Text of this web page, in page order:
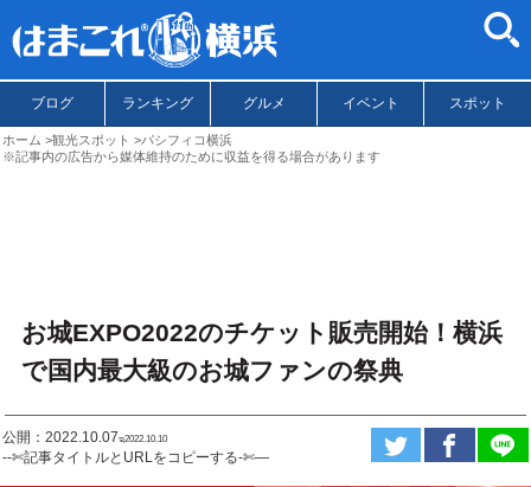
ブログ ランキング グルメ イベント スポット
ホーム 観光スポット
パシフィコ横浜
※記事内の広告から媒体維持のために収益を得る場合があります
お城EXPO2022のチケット販売開始！横浜
で国内最大級のお城ファンの祭典
公開：2022.10.07ಇ2022.10.10
--✄記事タイトルとURLをコピーする-✄—